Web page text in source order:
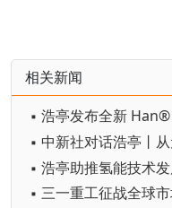
相关新闻
▪ 浩亭发布全新
▪ 浩亭助推氢能技术